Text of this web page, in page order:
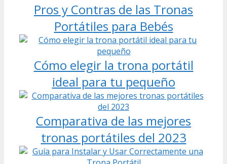
Pros y Contras de las Tronas
Portátiles para Bebés
Cómo elegir la trona portátil
ideal para tu pequeño
Comparativa de las mejores
tronas portátiles del 2023